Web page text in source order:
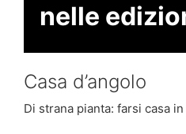
nelle
Casa d’angolo
Di strana pianta: farsi casa